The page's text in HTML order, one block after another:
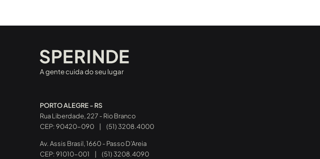
A gente cuida do seu lugar
PORTO ALEGRE - RS
Rua Liberdade, 227 - Rio Branco
CEP: 90420-090
(51) 3208.4000
Av. Assis Brasil, 1660 - Passo D’Areia
CEP: 91010-001
(51) 3208.4090